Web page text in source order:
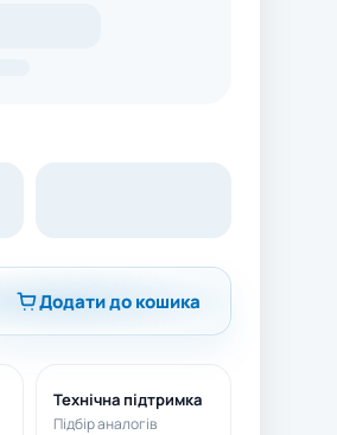
Додати до кошика
Технічна підтримка
Підбір аналогів